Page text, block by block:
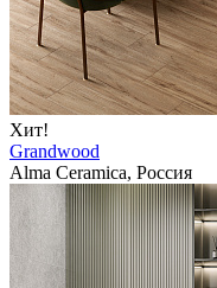
Хит!
Grandwood
Alma Ceramica, Россия